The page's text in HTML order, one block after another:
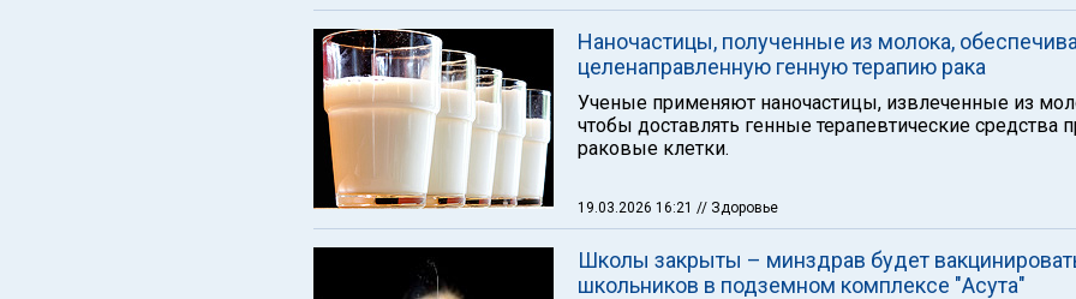
Наночастицы, полученные из молока,
целенаправленную генную терапию рака
Ученые применяют наночастицы, извлеченные из
чтобы доставлять генные терапевтические средства
раковые клетки.
19.03.2026 16:21 // Здоровье
Школы закрыты – минздрав будет
школьников в подземном комплексе "Асута"